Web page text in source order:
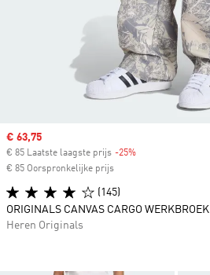
Sale price
€ 63,75
€ 85 Laatste laagste prijs -25%
€ 85 Oorspronkelijke prijs
(145)
ORIGINALS CANVAS CARGO WERKBROEK
Heren Originals